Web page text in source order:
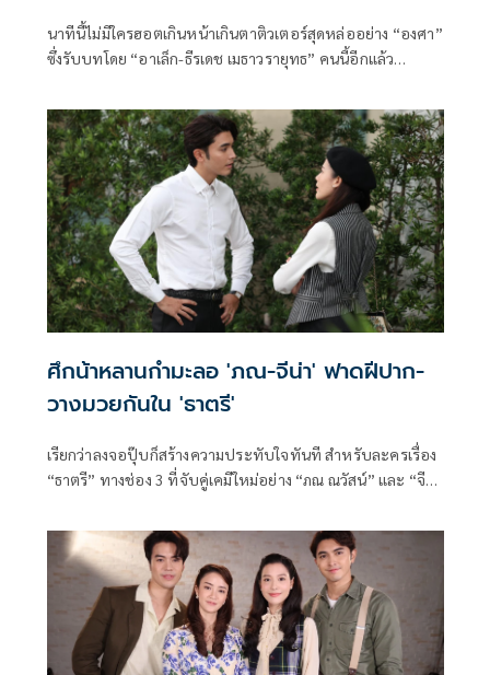
นาทีนี้ไม่มีใครฮอตเกินหน้าเกินตาติวเตอร์สุดหล่ออย่าง “องศา”
ซึ่งรับบทโดย “อาเล็ก-ธีรเดช เมธาวรายุทธ” คนนี้อีกแล้ว
Romance คอร์ส(ลัด)สูตรโรแมนซ์”
ศึกน้าหลานกำมะลอ 'ภณ-จีน่า' ฟาดฝีปาก-
วางมวยกันใน 'ธาตรี'
เรียกว่าลงจอปุ๊บก็สร้างความประทับใจทันที สำหรับละครเรื่อง
“ธาตรี” ทางช่อง 3 ที่จับคู่เคมีใหม่อย่าง “ภณ ณวัสน์” และ “จีน่า
หลานกำมะลอ” ที่ทั้งรักทั้งกัด งานนี้บอกเลยว่าเคมีเข้ากันแบบ
เกินต้าน ทั้งหวาน ทั้งฮา ทั้งปะทะกันแบบไม่มีใครยอมใคร